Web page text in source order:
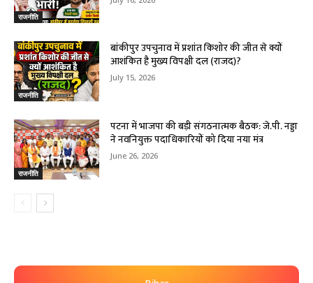
राजनीति
राजनीति
बांकीपुर उपचुनाव में प्रशांत किशोर की जीत से क्यों
आशंकित है मुख्य विपक्षी दल (राजद)?
July 15, 2026
राजनीति
पटना में भाजपा की बड़ी संगठनात्मक बैठक: जे.पी. नड्डा
ने नवनियुक्त पदाधिकारियों को दिया नया मंत्र
June 26, 2026